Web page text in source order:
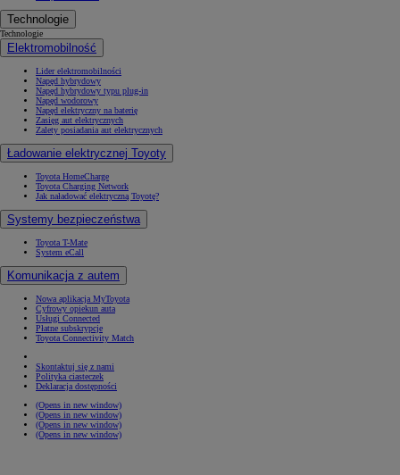
Technologie
Technologie
Elektromobilność
Lider elektromobilności
Napęd hybrydowy
Napęd hybrydowy typu plug-in
Napęd wodorowy
Napęd elektryczny na baterię
Zasięg aut elektrycznych
Zalety posiadania aut elektrycznych
Ładowanie elektrycznej Toyoty
Toyota HomeCharge
Toyota Charging Network
Jak naładować elektryczną Toyotę?
Systemy bezpieczeństwa
Toyota T-Mate
System eCall
Komunikacja z autem
Nowa aplikacja MyToyota
Cyfrowy opiekun auta
Usługi Connected
Płatne subskrypcje
Toyota Connectivity Match
Skontaktuj się z nami
Polityka ciasteczek
Deklaracja dostępności
(Opens in new window)
(Opens in new window)
(Opens in new window)
(Opens in new window)